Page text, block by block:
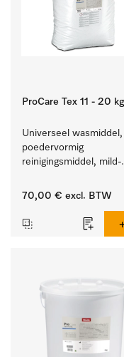
ProCare Tex 11 - 20 kg
Universeel wasmiddel,
poedervormig
reinigingsmiddel, mild-
reinigen van wit
70,00 € excl. BTW